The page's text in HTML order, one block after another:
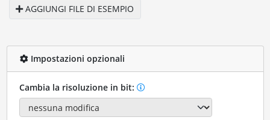
AGGIUNGI FILE DI ESEMPIO
Impostazioni opzionali
Cambia la risoluzione in bit: